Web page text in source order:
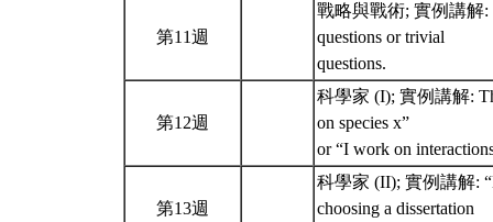
第11週
戰略與戰術; 實例講解:
questions or trivial
questions.
第12週
科學家 (I); 實例講解:
on species x”
or “I work on
第13週
科學家 (II); 實例講解:
choosing a dissertation